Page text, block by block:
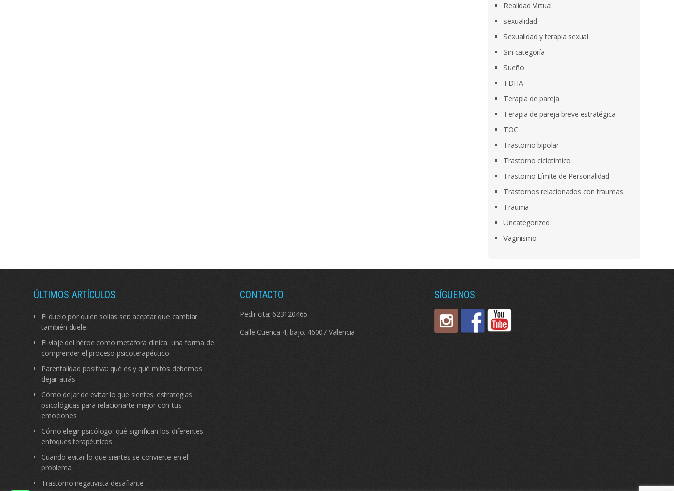
Realidad Virtual
sexualidad
Sexualidad y terapia sexual
Sin categoría
Sueño
TDHA
Terapia de pareja
Terapia de pareja breve estratégica
TOC
Trastorno bipolar
Trastorno ciclotímico
Trastorno Límite de Personalidad
Trastornos relacionados con traumas
Trauma
Uncategorized
Vaginismo
ÚLTIMOS ARTÍCULOS
El duelo por quien solías ser: aceptar que cambiar
también duele
El viaje del héroe como metáfora clínica: una forma de
comprender el proceso psicoterapéutico
Parentalidad positiva: qué es y qué mitos debemos
dejar atrás
Cómo dejar de evitar lo que sientes: estrategias
psicológicas para relacionarte mejor con tus
emociones
Cómo elegir psicólogo: qué significan los diferentes
enfoques terapéuticos
Cuando evitar lo que sientes se convierte en el
problema
Trastorno negativista desafiante
CONTACTO
Pedir cita: 623120465
Calle Cuenca 4, bajo. 46007 Valencia
SÍGUENOS